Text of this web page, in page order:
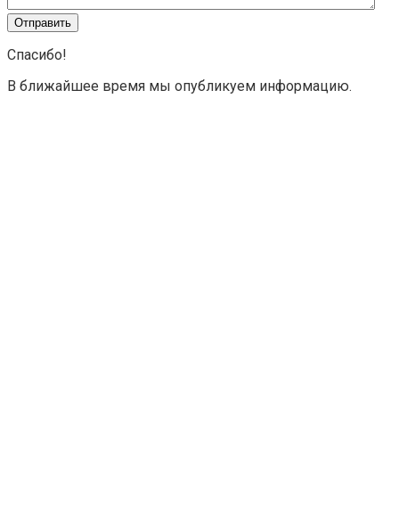
Спасибо!
В ближайшее время мы опубликуем информацию.